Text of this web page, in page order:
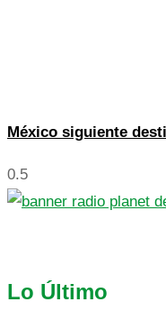
México siguiente
Lo Último